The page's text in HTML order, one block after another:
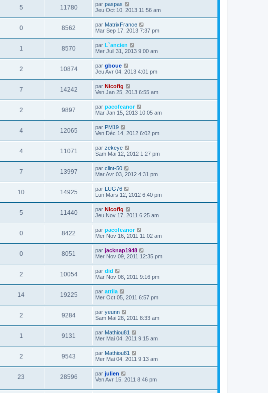
5 11780 par paspas
Jeu Oct 10, 2013 11:56 am
0 8562 par MatrixFrance
Mar Sep 17, 2013 7:37 pm
1 8570 par L`ancien
Mer Juil 31, 2013 9:00 am
2 10874 par gboue
Jeu Avr 04, 2013 4:01 pm
7 14242 par Nicofig
Ven Jan 25, 2013 6:55 am
2 9897 par pacofeanor
Mar Jan 15, 2013 10:05 am
4 12065 par PM19
Ven Déc 14, 2012 6:02 pm
4 11071 par zekeye
Sam Mai 12, 2012 1:27 pm
7 13997 par clint-50
Mar Avr 03, 2012 4:31 pm
10 14925 par LUG76
Lun Mars 12, 2012 6:40 pm
5 11440 par Nicofig
Jeu Nov 17, 2011 6:25 am
0 8422 par pacofeanor
Mer Nov 16, 2011 11:02 am
0 8051 par jacknap1948
Mer Nov 09, 2011 12:35 pm
2 10054 par did
Mar Nov 08, 2011 9:16 pm
14 19225 par attila
Mer Oct 05, 2011 6:57 pm
2 9284 par yeunn
Sam Mai 28, 2011 8:33 am
1 9131 par Mathiou81
Mer Mai 04, 2011 9:15 am
2 9543 par Mathiou81
Mer Mai 04, 2011 9:13 am
23 28596 par julien
Ven Avr 15, 2011 8:46 pm